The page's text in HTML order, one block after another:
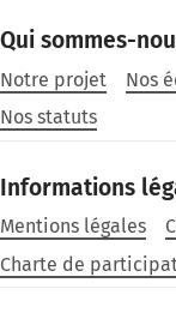
Qui sommes-
Notre projet Nos
Nos statuts
Informations
Mentions légales
Charte de